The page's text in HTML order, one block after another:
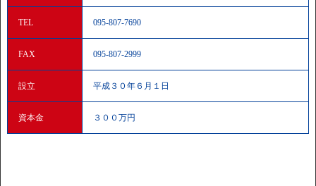
TEL 095-807-7690
FAX 095-807-2999
設立 平成３０年６月１日
資本金 ３００万円